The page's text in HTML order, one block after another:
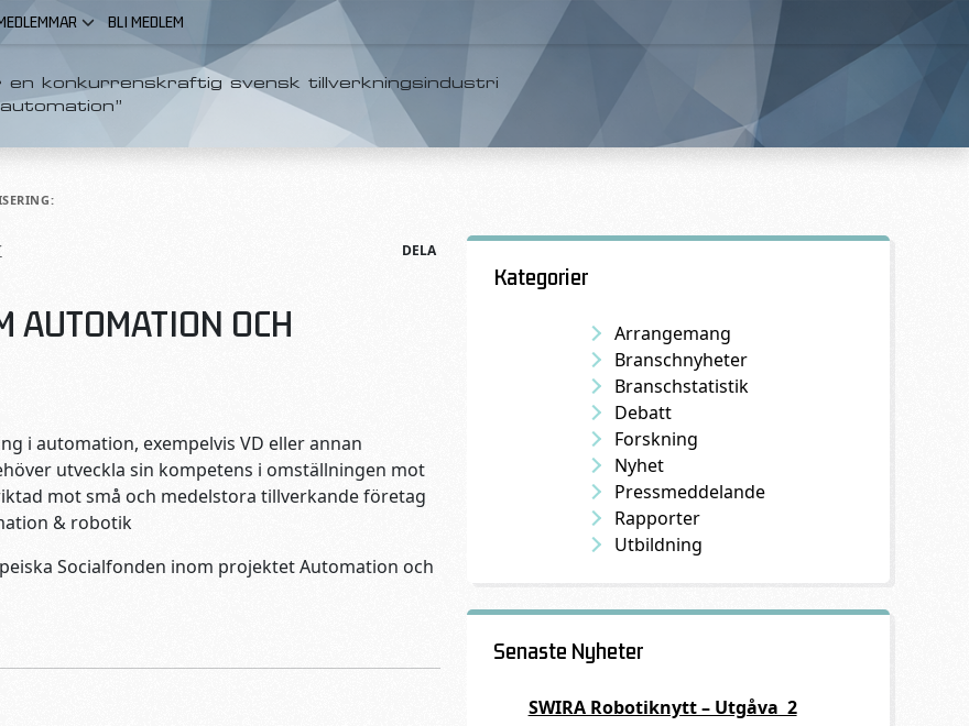
BLI MEDLEM
en konkurrenskraftig svensk tillverkningsindustri
DELA
AUTOMATION OCH
i automation, exempelvis VD eller annan
utveckla sin kompetens i omställningen mot
mot små och medelstora tillverkande företag
& robotik
Socialfonden inom projektet Automation och
Kategorier
Arrangemang
Branschnyheter
Branschstatistik
Debatt
Forskning
Nyhet
Pressmeddelande
Rapporter
Utbildning
Senaste Nyheter
SWIRA Robotiknytt – Utgåva 2